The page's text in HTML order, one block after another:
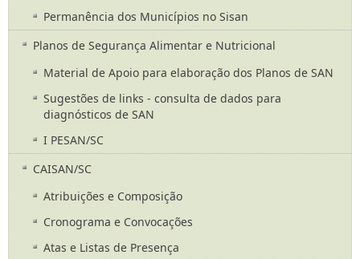
Permanência dos Municípios no Sisan
Planos de Segurança Alimentar e Nutricional
Material de Apoio para elaboração dos Planos de SAN
Sugestões de links - consulta de dados para
diagnósticos de SAN
I PESAN/SC
CAISAN/SC
Atribuições e Composição
Cronograma e Convocações
Atas e Listas de Presença